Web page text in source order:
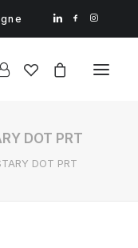
DOT PRT
DOT PRT